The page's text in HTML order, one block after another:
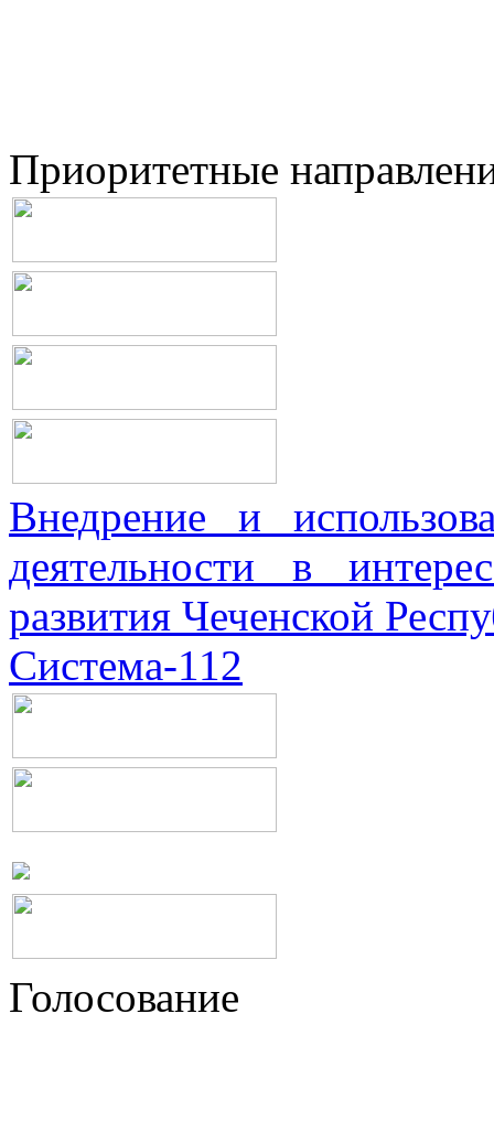
Приоритетные
Внедрение и
деятельности в
развития Чеченской
Система-112
Голосование